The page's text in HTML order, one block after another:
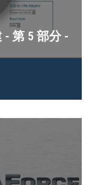
- 第 5 部分 -